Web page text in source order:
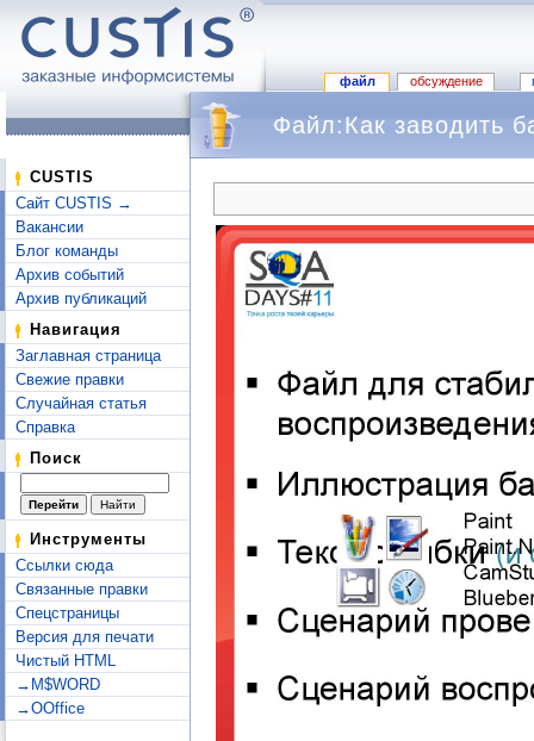
файл обсуждение
CUSTIS
Сайт CUSTIS →
Вакансии
Блог команды
Архив событий
Архив публикаций
Навигация
Заглавная страница
Свежие правки
Случайная статья
Справка
Поиск
Инструменты
Ссылки сюда
Связанные правки
Спецстраницы
Версия для печати
Чистый HTML
→M$WORD
→OOffice
Файл:Как заводить